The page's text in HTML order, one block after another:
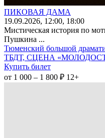
ПИКОВАЯ ДАМА
19.09.2026, 12:00, 18:00
Мистическая история по
Пушкина ...
Тюменский большой
ТБДТ, СЦЕНА
Купить билет
от 1 000 – 1 800 ₽ 12+